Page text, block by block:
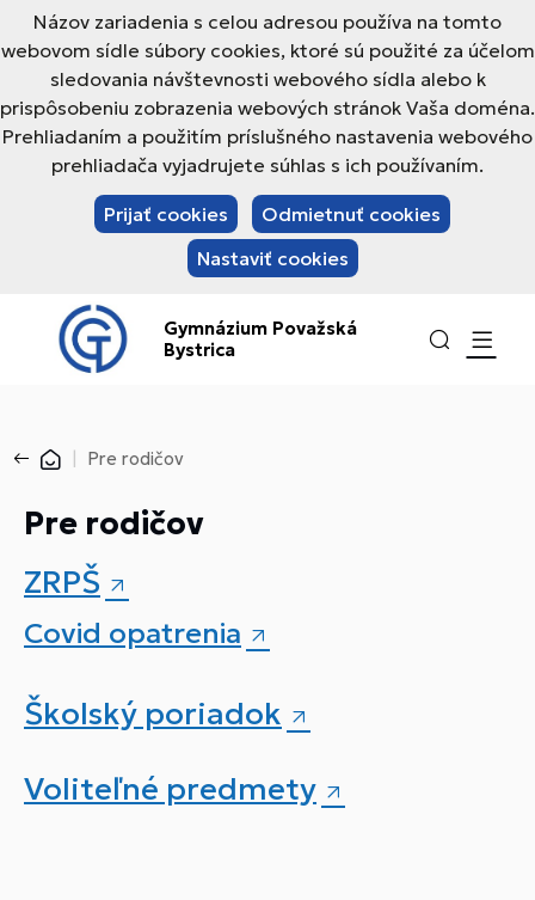
Názov zariadenia s celou adresou používa na tomto
webovom sídle súbory cookies, ktoré sú použité za účelom
sledovania návštevnosti webového sídla alebo k
prispôsobeniu zobrazenia webových stránok Vaša doména.
Prehliadaním a použitím príslušného nastavenia webového
prehliadača vyjadrujete súhlas s ich používaním.
Prijať cookies
Odmietnuť cookies
Nastaviť cookies
Gymnázium Považská
Bystrica
Pre rodičov
Pre rodičov
ZRPŠ
Covid opatrenia
Školský poriadok
Voliteľné predmety